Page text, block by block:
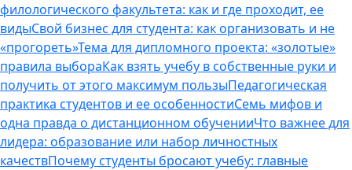
филологического факультета: как и где проходит, ее
видыСвой бизнес для студента: как организовать и не
«прогореть»Тема для дипломного проекта: «золотые»
правила выбораКак взять учебу в собственные руки и
получить от этого максимум пользыПедагогическая
практика студентов и ее особенностиСемь мифов и
одна правда о дистанционном обученииЧто важнее для
лидера: образование или набор личностных
качествПочему студенты бросают учебу: главные